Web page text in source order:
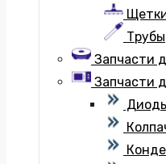
Трубы
Запчасти
Запчасти